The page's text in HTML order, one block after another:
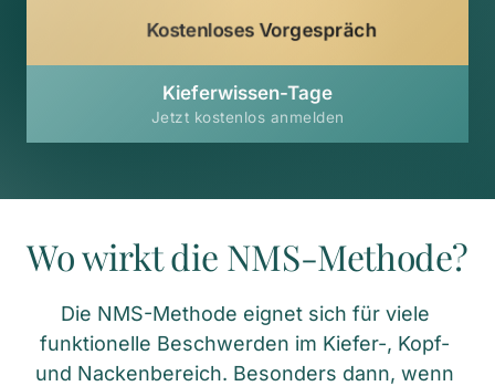
Kostenloses Vorgespräch
Kieferwissen-Tage
Jetzt kostenlos anmelden
Wo wirkt die NMS-Methode?
Die NMS-Methode eignet sich für viele
funktionelle Beschwerden im Kiefer-, Kopf-
und Nackenbereich. Besonders dann, wenn